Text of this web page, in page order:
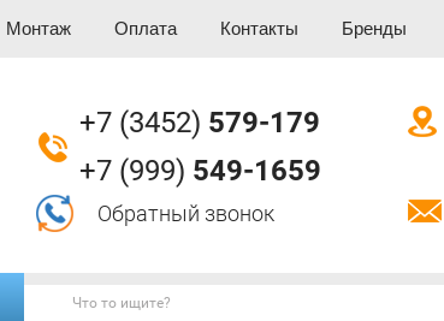
Монтаж Оплата Контакты Бренды
+7 (3452) 579-179
+7 (999) 549-1659
Обратный звонок